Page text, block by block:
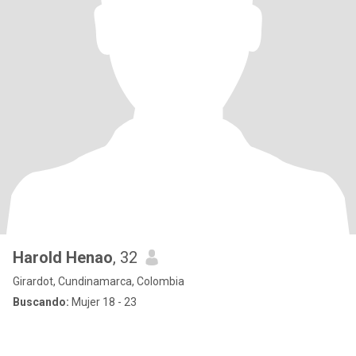
Harold Henao, 32
Girardot, Cundinamarca, Colombia
Buscando: Mujer 18 - 23